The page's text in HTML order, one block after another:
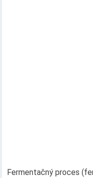
Fermentačný proces